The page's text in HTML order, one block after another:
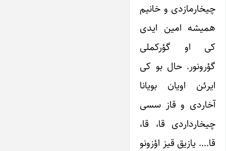
چیخارمازدی و خانیم
همیشه امین ایدی
کی او گؤرکملی
گؤرونور. حال بو کی
ایرئن اویان بویانا
آخاردی و قاز سسی
چیخارداردی قا، قا،
قا…. یازیق قیز اؤزونو